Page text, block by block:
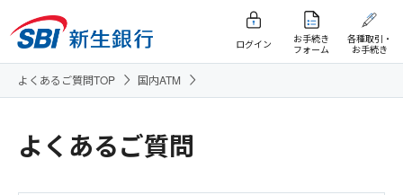
ログイン
お手続き
フォーム
各種取引・
お手続き
よくあるご質問TOP 国内ATM
よくあるご質問